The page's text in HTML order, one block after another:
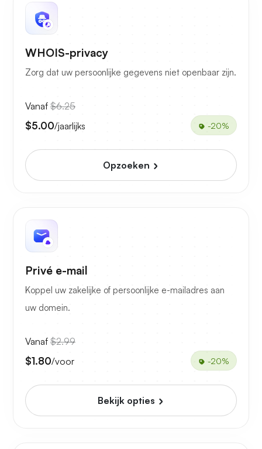
WHOIS-privacy
Zorg dat uw persoonlijke gegevens niet openbaar zijn.
Vanaf $6.25
$5.00/jaarlijks -20%
Opzoeken
Privé e-mail
Koppel uw zakelijke of persoonlijke e-mailadres aan
uw domein.
Vanaf $2.99
$1.80/voor -20%
Bekijk opties